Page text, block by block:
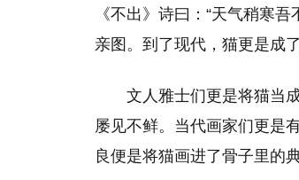
《不出》诗曰：“天气稍寒
亲图。到了现代，猫更是成
文人雅士们更是将猫当
屡见不鲜。当代画家们更是
良便是将猫画进了骨子里的